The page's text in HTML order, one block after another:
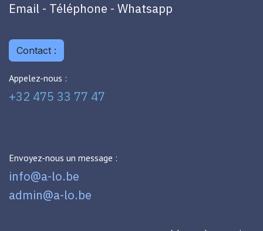
Email - Téléphone - Whatsapp
Contact :
Appelez-nous :
+32 475 33 77 47
Envoyez-nous un message :
info@a-lo.be
admin@a-lo.be